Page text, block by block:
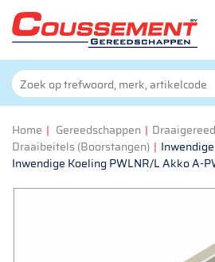
Home | Gereedschappen |
Draaibeitels (Boorstangen) |
Inwendige Koeling PWLNR/L Akko A-